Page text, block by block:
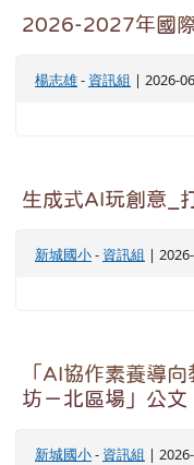
2026-2027年國
楊志雄- 資訊組 | 2026-
生成式AI玩創意_
新城國小- 資訊組 |
「AI協作素養導
坊－北區場」公文
新城國小- 資訊組 |